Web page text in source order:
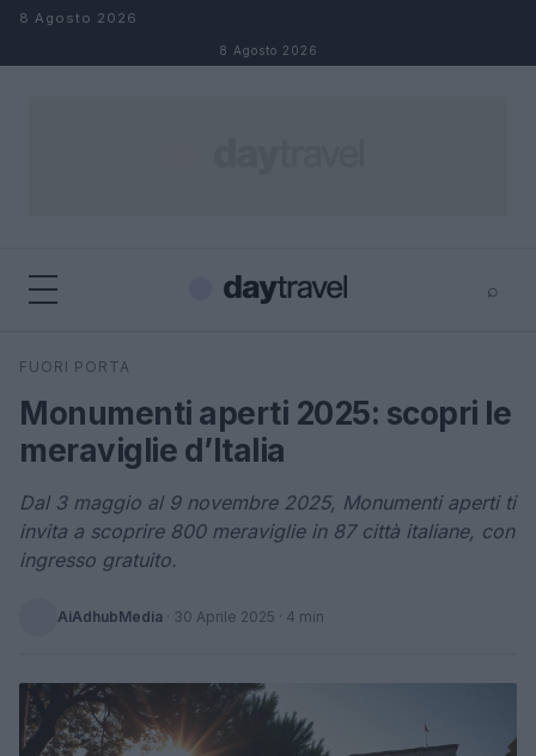
Salta al contenuto
8 Agosto 2026
8 Agosto 2026
⌕
Cerca
FUORI PORTA
Monumenti aperti 2025: scopri le
meraviglie d’Italia
Dal 3 maggio al 9 novembre 2025, Monumenti aperti ti
invita a scoprire 800 meraviglie in 87 città italiane, con
ingresso gratuito.
AiAdhubMedia · 30 Aprile 2025 · 4 min